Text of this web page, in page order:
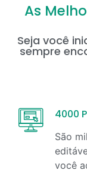
As
Seja você
sempre
4000
São
você